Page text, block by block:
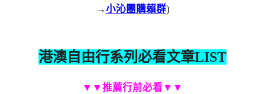
→小沁團購賴群)
港澳自由行系列必看文章LIST
▼▼推薦行前必看▼▼